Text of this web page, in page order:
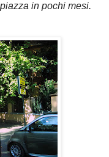
in pochi mesi.